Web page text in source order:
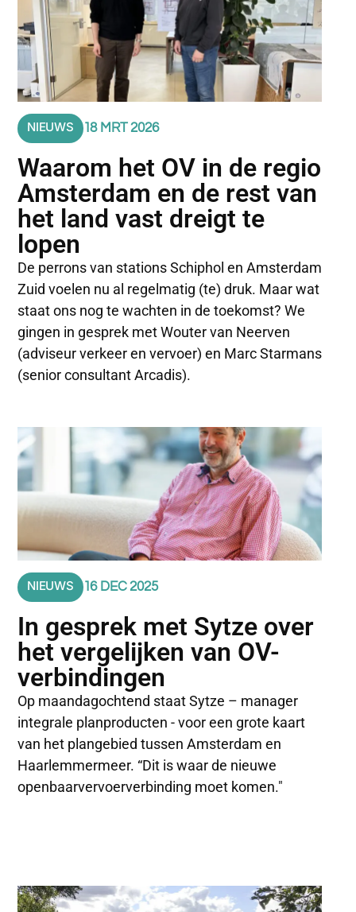
NIEUWS 18 MRT 2026
Waarom het OV in de regio
Amsterdam en de rest van
het land vast dreigt te
lopen
De perrons van stations Schiphol en Amsterdam
Zuid voelen nu al regelmatig (te) druk. Maar wat
staat ons nog te wachten in de toekomst? We
gingen in gesprek met Wouter van Neerven
(adviseur verkeer en vervoer) en Marc Starmans
(senior consultant Arcadis).
NIEUWS 16 DEC 2025
In gesprek met Sytze over
het vergelijken van OV-
verbindingen
Op maandagochtend staat Sytze – manager
integrale planproducten - voor een grote kaart
van het plangebied tussen Amsterdam en
Haarlemmermeer. “Dit is waar de nieuwe
openbaarvervoerverbinding moet komen."